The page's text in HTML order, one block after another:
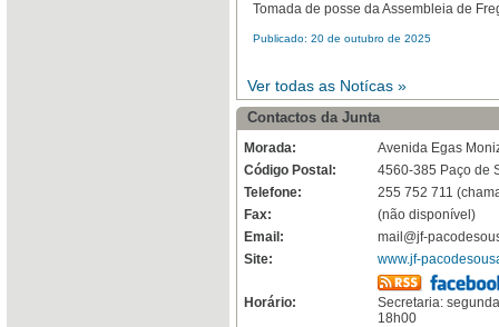
Tomada de posse da Assembleia de
Publicado: 20 de outubro de 2025
Ver todas as Notícas »
Contactos da Junta
Morada:
Avenida Egas
Código Postal:
4560-385 Paço de
Telefone:
255 752 711
Fax:
(não disponível)
Email:
mail@jf-
Site:
www.jf-
Horário:
Secretaria:
18h00